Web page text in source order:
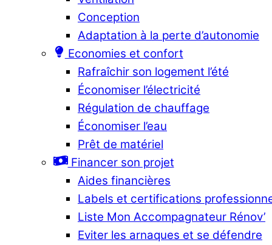
Conception
Adaptation à la perte d’autonomie
Economies et confort
Rafraîchir son logement l’été
Économiser l’électricité
Régulation de chauffage
Économiser l’eau
Prêt de matériel
Financer son projet
Aides financières
Labels et certifications
Liste Mon Accompagnateur Rénov’
Eviter les arnaques et se défendre